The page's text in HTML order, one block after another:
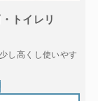
トイレリ
し高くし使いやす